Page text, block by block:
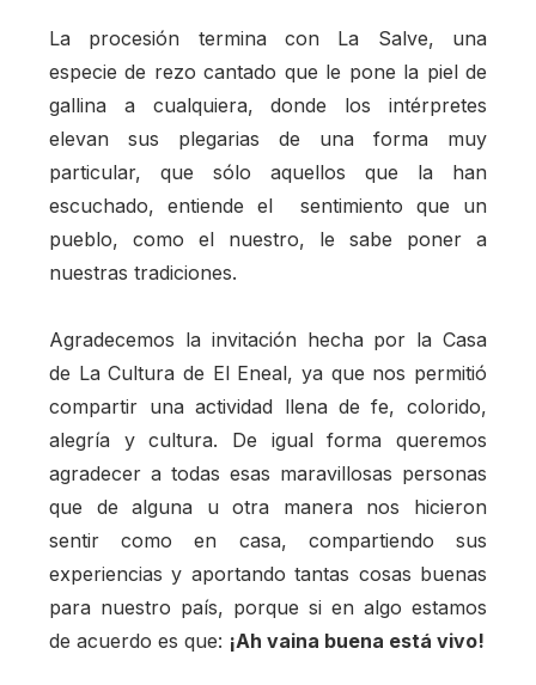
La procesión termina con La Salve, una
especie de rezo cantado que le pone la piel de
gallina a cualquiera, donde los intérpretes
elevan sus plegarias de una forma muy
particular, que sólo aquellos que la han
escuchado, entiende el sentimiento que un
pueblo, como el nuestro, le sabe poner a
nuestras tradiciones.
Agradecemos la invitación hecha por la Casa
de La Cultura de El Eneal, ya que nos permitió
compartir una actividad llena de fe, colorido,
alegría y cultura. De igual forma queremos
agradecer a todas esas maravillosas personas
que de alguna u otra manera nos hicieron
sentir como en casa, compartiendo sus
experiencias y aportando tantas cosas buenas
para nuestro país, porque si en algo estamos
de acuerdo es que: ¡Ah vaina buena está vivo!